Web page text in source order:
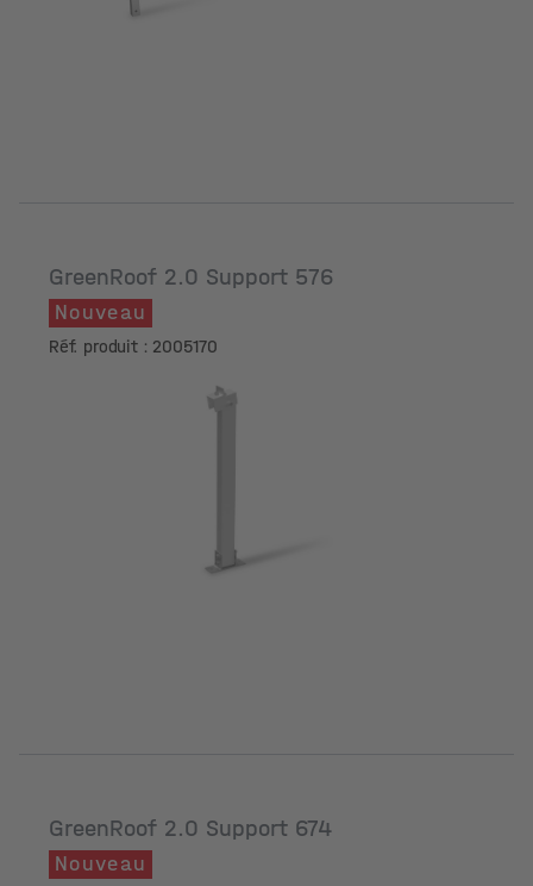
GreenRoof 2.0 Support 576
Nouveau
Réf. produit : 2005170
GreenRoof 2.0 Support 674
Nouveau